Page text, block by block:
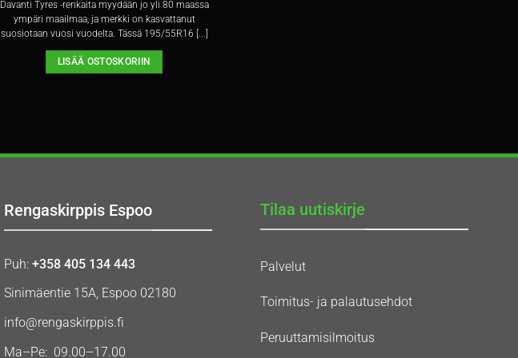
Davanti Tyres -renkaita myydään jo yli 80 maassa
ympäri maailmaa, ja merkki on kasvattanut
suosiotaan vuosi vuodelta. Tässä 195/55R16 [...]
LISÄÄ OSTOSKORIIN
Rengaskirppis Espoo
Puh: +358 405 134 443
Sinimäentie 15A, Espoo 02180
info@rengaskirppis.fi
Ma–Pe: 09.00–17.00
Tilaa uutiskirje
Palvelut
Toimitus- ja palautusehdot
Peruuttamisilmoitus